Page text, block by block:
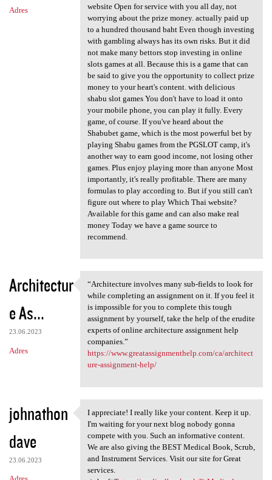
Adres
website Open for service with you all day, not
worrying about the prize money. actually paid up
to a hundred thousand baht Even though investing
with gambling always has its own risks. But it did
not make many bettors stop investing in online
slots games at all. Because this is a game that can
be said to give you the opportunity to collect prize
money to your heart's content. with delicious
shabu slot games You don't have to load it onto
your mobile phone, you can play it fully. Every
game, of course. If you've heard about the
Shabubet game, which is the most powerful bet by
playing Shabu games from the PGSLOT camp, it's
another way to earn good income, not losing other
games. Plus enjoy playing more than anyone Most
importantly, it's really profitable. There are many
formulas to play according to. But if you still can't
figure out where to play Which Thai website?
Available for this game and can also make real
money Today we have a game source to
recommend.
Architectur
e As...
23.06.2023
Adres
“Architecture involves many
“Architecture involves many sub-fields to look for
while completing an assignment on it. If you feel it
is impossible for you to complete this tough
assignment by yourself, take the help of the erudite
experts of online architecture assignment help
companies.”
https://www.greatassignmenthelp.com/ca/architect
ure-assignment-help/
johnathon
dave
23.06.2023
I appreciate! I really like
I appreciate! I really like your content. Keep it up.
I'm waiting for your next blog nobody gonna
compete with you. Such an informative content.
We are also giving the BEST Medical Book, Scrub,
and Instrument Services. Visit our site for Great
services.